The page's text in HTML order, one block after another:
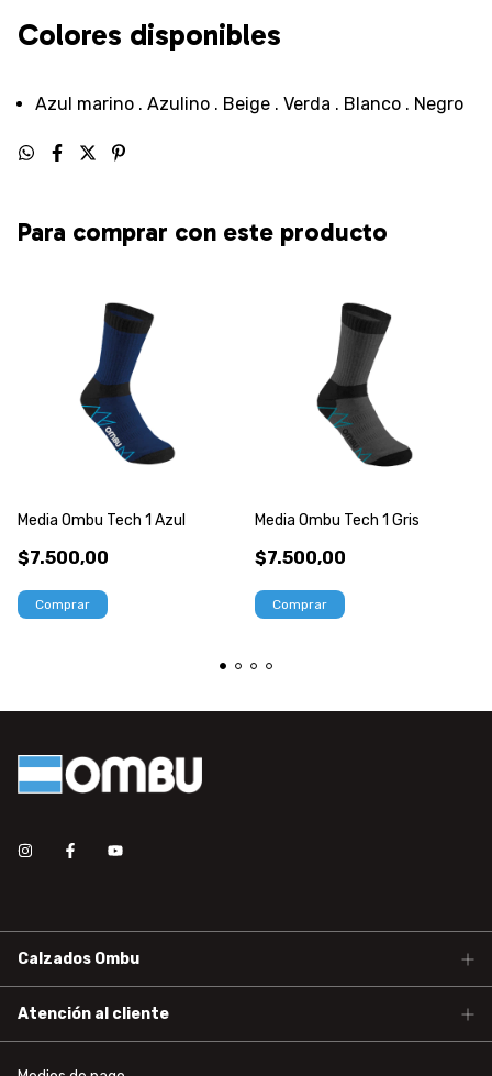
Colores disponibles
Azul marino . Azulino . Beige . Verda . Blanco . Negro
Para comprar con este producto
Media Ombu Tech 1 Azul
$7.500,00
Comprar
Media Ombu Tech 1 Gris
$7.500,00
Comprar
Calzados Ombu
Atención al cliente